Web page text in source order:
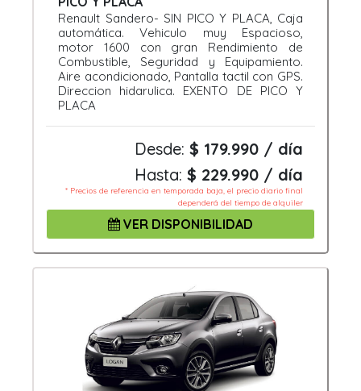
Renault Sandero- SIN PICO Y PLACA, Caja
automática. Vehiculo muy Espacioso,
motor 1600 con gran Rendimiento de
Combustible, Seguridad y Equipamiento.
Aire acondicionado, Pantalla tactil con GPS.
Direccion hidarulica. EXENTO DE PICO Y
PLACA
Desde: $ 179.990 / día
Hasta: $ 229.990 / día
* Precios de referencia en temporada baja, el precio diario final
dependerá del tiempo de alquiler
VER DISPONIBILIDAD